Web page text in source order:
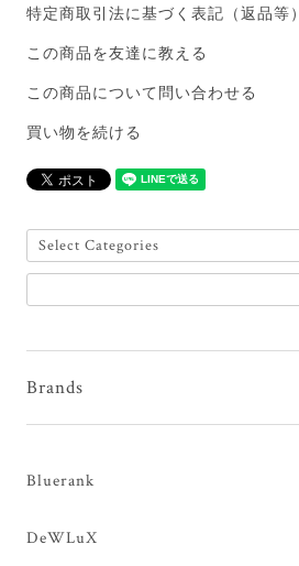
特定商取引法に基づく表記（返品等）
この商品を友達に教える
この商品について問い合わせる
買い物を続ける
Brands
Bluerank
DeWLuX